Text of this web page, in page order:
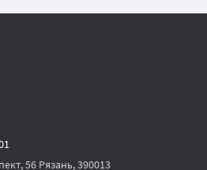
56 Рязань, 390013